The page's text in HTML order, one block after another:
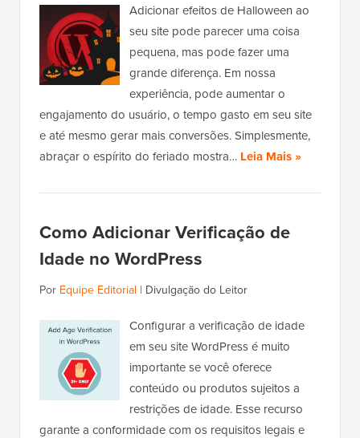
Adicionar efeitos de Halloween ao
seu site pode parecer uma coisa
pequena, mas pode fazer uma
grande diferença. Em nossa
experiência, pode aumentar o
engajamento do usuário, o tempo gasto em seu site
e até mesmo gerar mais conversões. Simplesmente,
abraçar o espírito do feriado mostra… Leia Mais »
Como Adicionar Verificação de
Idade no WordPress
Por Equipe Editorial | Divulgação do Leitor
Configurar a verificação de idade
em seu site WordPress é muito
importante se você oferece
conteúdo ou produtos sujeitos a
restrições de idade. Esse recurso
garante a conformidade com os requisitos legais e